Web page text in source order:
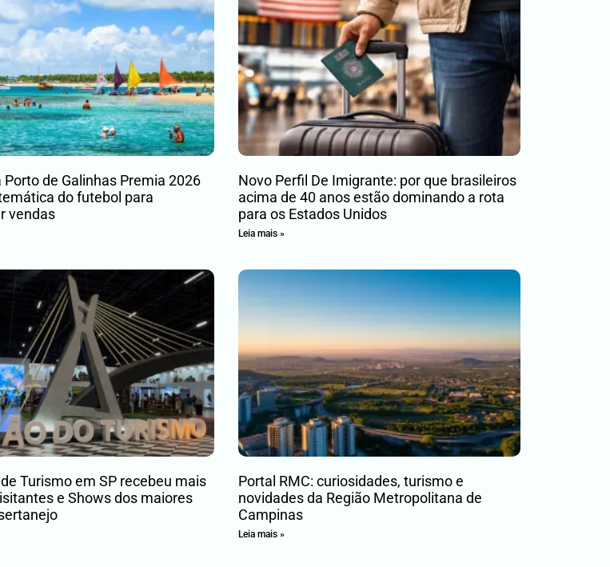
Porto de Galinhas Premia 2026
do futebol para
vendas
Novo Perfil De Imigrante: por que brasileiros
acima de 40 anos estão dominando a rota
para os Estados Unidos
Leia mais »
de Turismo em SP recebeu mais
e Shows dos maiores
Portal RMC: curiosidades, turismo e
novidades da Região Metropolitana de
Campinas
Leia mais »